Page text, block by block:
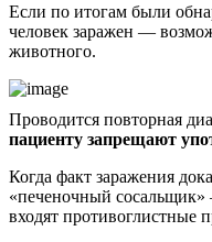
Если по итогам были
человек заражен —
животного.
Проводится повторная
пациенту запрещают
Когда факт заражения
«печеночный сосальщик»
входят противоглистные